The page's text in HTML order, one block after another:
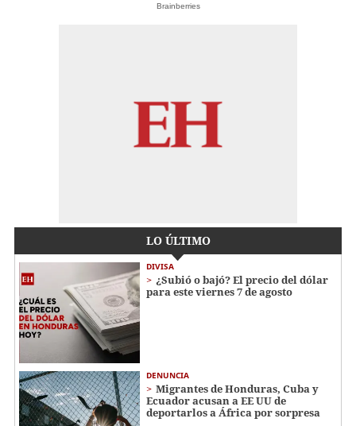
Brainberries
LO ÚLTIMO
DIVISA
¿Subió o bajó? El precio del dólar
para este viernes 7 de agosto
DENUNCIA
Migrantes de Honduras, Cuba y
Ecuador acusan a EE UU de
deportarlos a África por sorpresa